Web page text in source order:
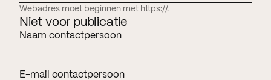
Webadres moet beginnen met https://.
Niet voor publicatie
Naam contactpersoon
E-mail contactpersoon